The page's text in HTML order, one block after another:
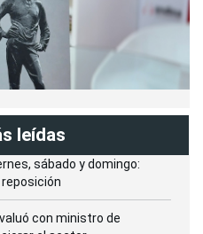
leídas
sábado y domingo:
con ministro de